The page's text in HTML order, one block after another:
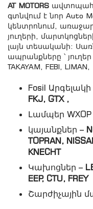
AT MOTORS
գտնվում է նոր Auto
կենտրոնում,
յուղերի,
լայն տեսականի:
ապրանքները ՝ յուղեր
TAKAYAM, FEBI, LIMAN,
Fosil
FKJ, GTX ,
Լամպեր WXOP
կայանքներ –
TOPRAN,
KNECHT
Կախոցներ –
EEP, CTU, FREY
Շարժիչային